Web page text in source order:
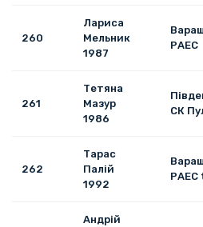
260
Лариса
Мельник
1987
РАЕС
261
Тетяна
Мазур
1986
СК
262
Тарас
Палій
1992
РАЕС
Андрій